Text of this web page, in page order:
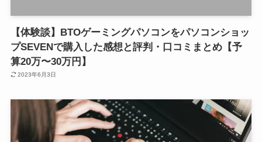
【体験談】BTOゲーミングパソコンをパソコンショッ
プSEVENで購入した感想と評判・口コミまとめ【予
算20万〜30万円】
2023年6月3日